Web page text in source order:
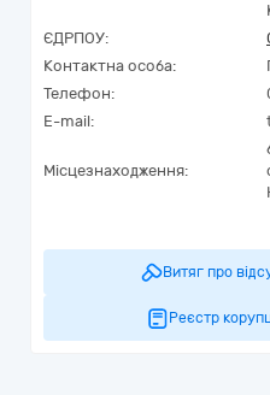
ЄДРПОУ:
Контактна особа:
Телефон:
E-mail:
Місцезнаходження:
Витяг про
Реєстр